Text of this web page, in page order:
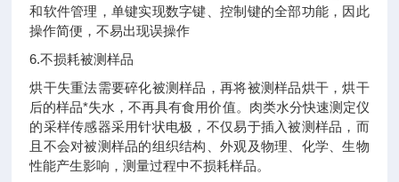
和软件管理，单键实现数字键、控制键的全部功能，因此
操作简便，不易出现误操作
6.不损耗被测样品
烘干失重法需要碎化被测样品，再将被测样品烘干，烘干
后的样品*失水，不再具有食用价值。肉类水分快速测定仪
的采样传感器采用针状电极，不仅易于插入被测样品，而
且不会对被测样品的组织结构、外观及物理、化学、生物
性能产生影响，测量过程中不损耗样品。